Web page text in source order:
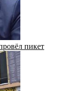
пикет